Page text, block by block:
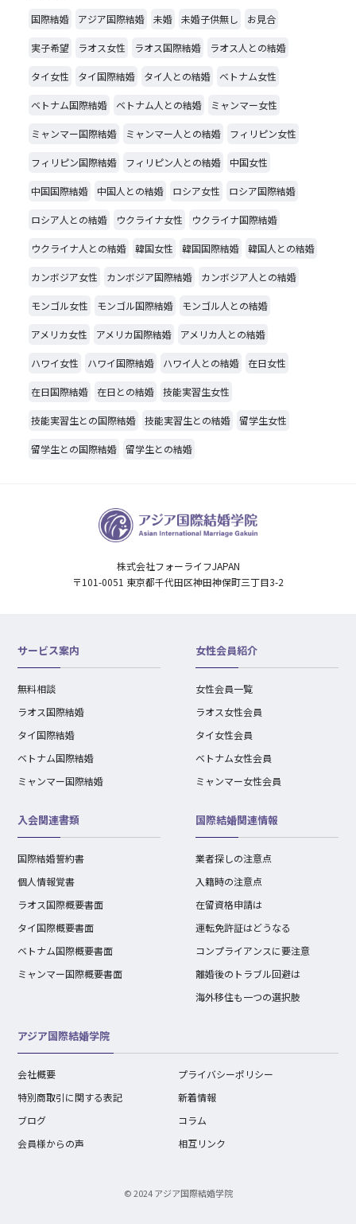
国際結婚 アジア国際結婚 未婚 未婚子供無し お見合
実子希望 ラオス女性 ラオス国際結婚 ラオス人との結婚
タイ女性 タイ国際結婚 タイ人との結婚 ベトナム女性
ベトナム国際結婚 ベトナム人との結婚 ミャンマー女性
ミャンマー国際結婚 ミャンマー人との結婚 フィリピン女性
フィリピン国際結婚 フィリピン人との結婚 中国女性
中国国際結婚 中国人との結婚 ロシア女性 ロシア国際結婚
ロシア人との結婚 ウクライナ女性 ウクライナ国際結婚
ウクライナ人との結婚 韓国女性 韓国国際結婚 韓国人との結婚
カンボジア女性 カンボジア国際結婚 カンボジア人との結婚
モンゴル女性 モンゴル国際結婚 モンゴル人との結婚
アメリカ女性 アメリカ国際結婚 アメリカ人との結婚
ハワイ女性 ハワイ国際結婚 ハワイ人との結婚 在日女性
在日国際結婚 在日との結婚 技能実習生女性
技能実習生との国際結婚 技能実習生との結婚 留学生女性
留学生との国際結婚 留学生との結婚
株式会社フォーライフJAPAN
〒101-0051 東京都千代田区神田神保町三丁目3-2
サービス案内
無料相談
ラオス国際結婚
タイ国際結婚
ベトナム国際結婚
ミャンマー国際結婚
女性会員紹介
女性会員一覧
ラオス女性会員
タイ女性会員
ベトナム女性会員
ミャンマー女性会員
入会関連書類
国際結婚誓約書
個人情報覚書
ラオス国際概要書面
タイ国際概要書面
ベトナム国際概要書面
ミャンマー国際概要書面
国際結婚関連情報
業者探しの注意点
入籍時の注意点
在留資格申請は
運転免許証はどうなる
コンプライアンスに要注意
離婚後のトラブル回避は
海外移住も一つの選択肢
アジア国際結婚学院
会社概要
プライバシーポリシー
特別商取引に関する表記
新着情報
ブログ
コラム
会員様からの声
相互リンク
© 2024 アジア国際結婚学院